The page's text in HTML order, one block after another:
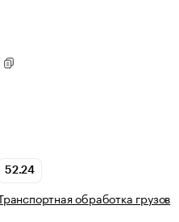
52.24
обработка грузов